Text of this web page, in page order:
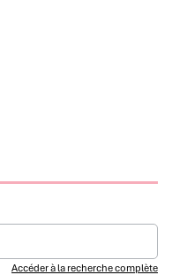
Accéder à la recherche complète